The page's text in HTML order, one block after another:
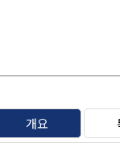
개요